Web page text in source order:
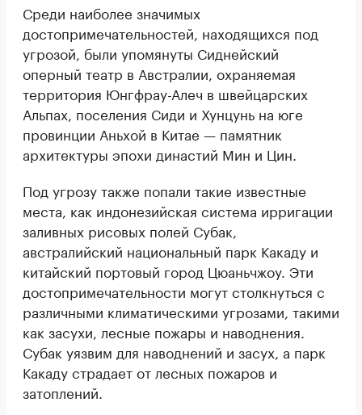
Среди наиболее значимых
достопримечательностей, находящихся под
угрозой, были упомянуты Сиднейский
оперный театр в Австралии, охраняемая
территория Юнгфрау-Алеч в швейцарских
Альпах, поселения Сиди и Хунцунь на юге
провинции Аньхой в Китае — памятник
архитектуры эпохи династий Мин и Цин.
Под угрозу также попали такие известные
места, как индонезийская система ирригации
заливных рисовых полей Субак,
австралийский национальный парк Какаду и
китайский портовый город Цюаньчжоу. Эти
достопримечательности могут столкнуться с
различными климатическими угрозами, такими
как засухи, лесные пожары и наводнения.
Субак уязвим для наводнений и засух, а парк
Какаду страдает от лесных пожаров и
затоплений.